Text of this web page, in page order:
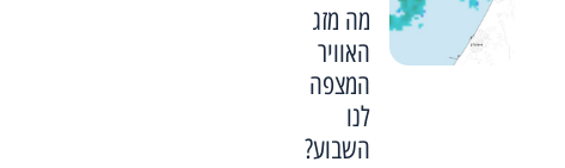
מה מזג
האוויר
המצפה
לנו
השבוע?